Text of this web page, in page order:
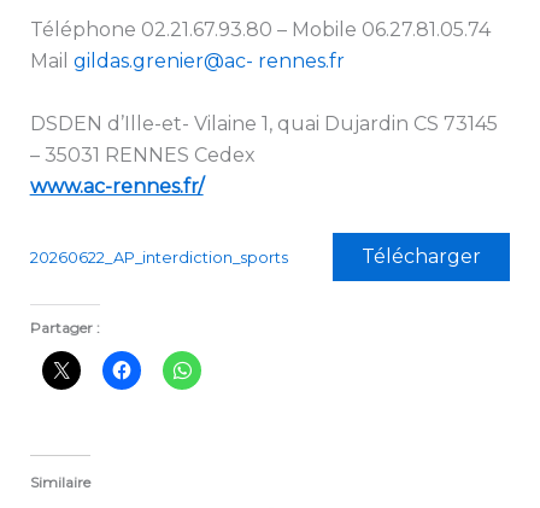
Téléphone 02.21.67.93.80 – Mobile 06.27.81.05.74
Mail gildas.grenier@ac- rennes.fr
DSDEN d’Ille-et- Vilaine 1, quai Dujardin CS 73145
– 35031 RENNES Cedex
www.ac-rennes.fr/
20260622_AP_interdiction_sports Télécharger
Partager :
Similaire